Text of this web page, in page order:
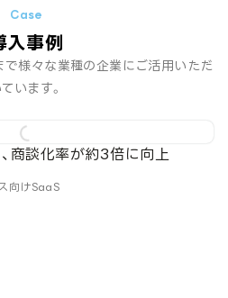
入事例
で様々な業種の企業にご活用いただ
ています。
商談化率が約3倍に向上
向けSaaS